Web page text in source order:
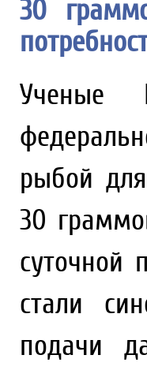
30
Ученые
рыбой
30
суточной
стали
подачи